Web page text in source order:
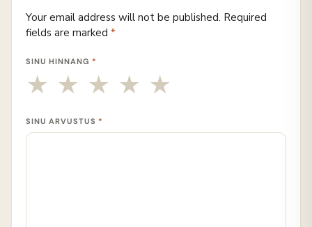
Your email address will not be published. Required
fields are marked *
SINU HINNANG *
SINU ARVUSTUS *